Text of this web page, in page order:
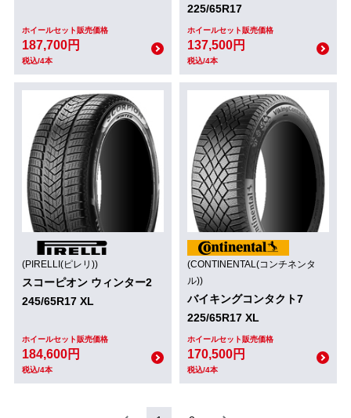
ホイールセット販売価格
187,700円
税込/4本
225/65R17
ホイールセット販売価格
137,500円
税込/4本
(PIRELLI(ピレリ))
スコーピオン ウィンター2
245/65R17 XL
ホイールセット販売価格
184,600円
税込/4本
(CONTINENTAL(コンチネンタ
ル))
バイキングコンタクト7
225/65R17 XL
ホイールセット販売価格
170,500円
税込/4本